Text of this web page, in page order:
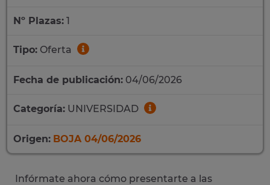
Nº Plazas: 1
Tipo: Oferta
Fecha de publicación: 04/06/2026
Categoría: UNIVERSIDAD
Origen: BOJA 04/06/2026
Infórmate ahora cómo presentarte a las